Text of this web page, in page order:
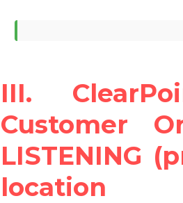
III.
Customer
LISTENING
location